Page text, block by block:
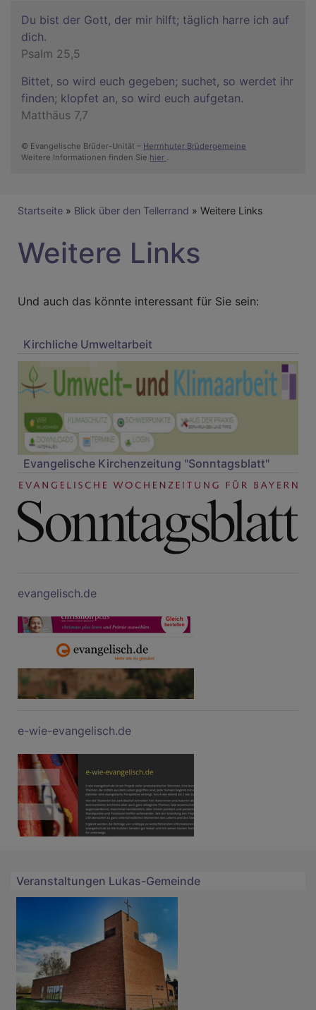
Du bist der Gott, der mir hilft; täglich harre ich auf
dich.
Psalm 25,5
Bittet, so wird euch gegeben; suchet, so werdet ihr
finden; klopfet an, so wird euch aufgetan.
Matthäus 7,7
© Evangelische Brüder-Unität – Herrnhuter Brüdergemeine
Weitere Informationen finden Sie hier .
Breadcrumb
Startseite Blick über den Tellerrand Weitere Links
Weitere Links
Und auch das könnte interessant für Sie sein:
Kirchliche Umweltarbeit
Evangelische Kirchenzeitung "Sonntagsblatt"
evangelisch.de
e-wie-evangelisch.de
Veranstaltungen Lukas-Gemeinde